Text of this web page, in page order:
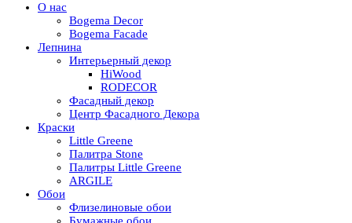
О нас
Bogema Decor
Bogema Facade
Лепнина
Интерьерный декор
HiWood
RODECOR
Фасадный декор
Центр Фасадного Декора
Краски
Little Greene
Палитра Stone
Палитры Little Greene
ARGILE
Обои
Флизелиновые обои